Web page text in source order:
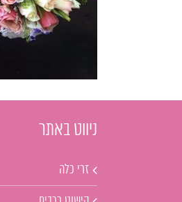
ניווט באתר
זרי כלה